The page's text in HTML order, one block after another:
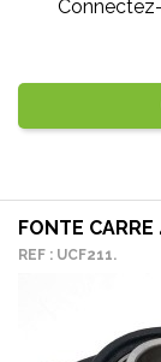
FONTE CARRE
REF : UCF211.